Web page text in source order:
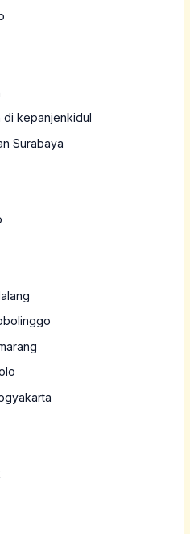
kepanjenkidul
Surabaya